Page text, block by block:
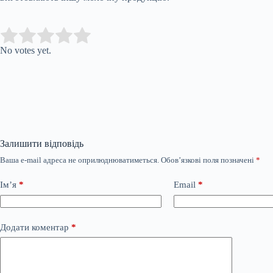
Rate this item:
No votes yet.
Залишити відповідь
Ваша e-mail адреса не оприлюднюватиметься. Обов’язкові поля позначені *
Ім’я * Email *
Додати коментар *